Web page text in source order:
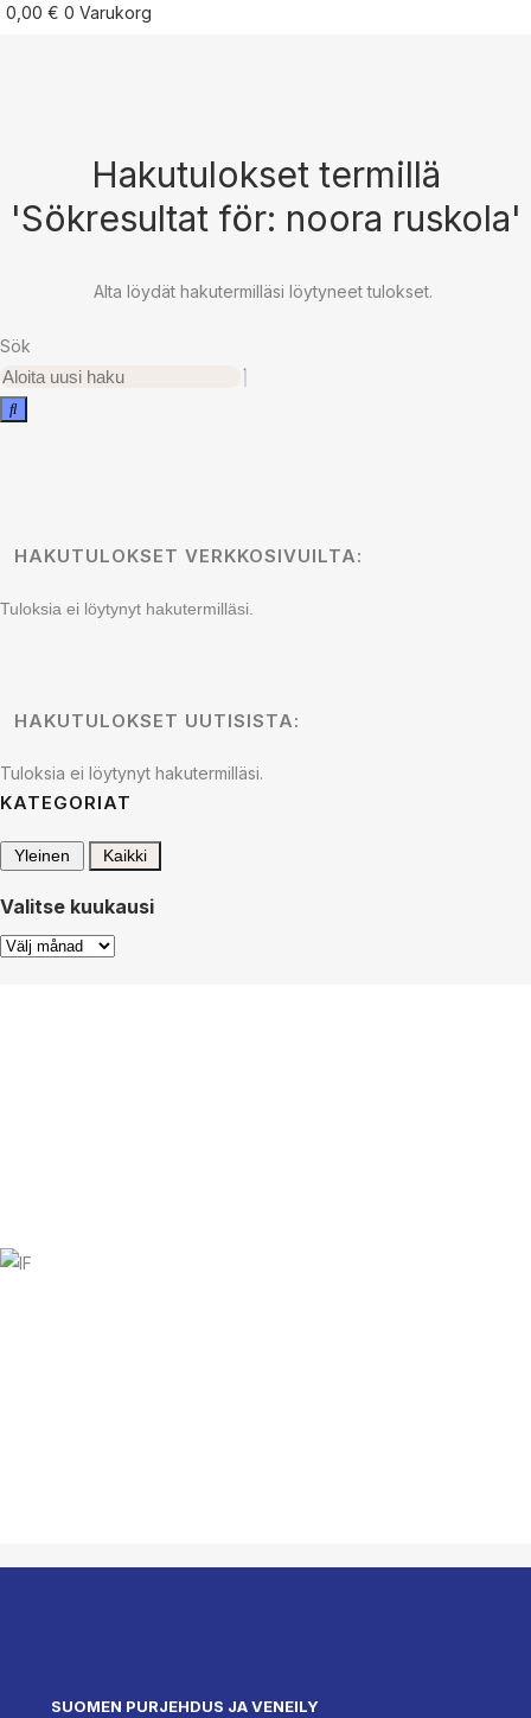
0,00 € 0 Varukorg
Hakutulokset termillä
'Sökresultat för: noora ruskola'
Alta löydät hakutermilläsi löytyneet tulokset.
Sök
HAKUTULOKSET VERKKOSIVUILTA:
Tuloksia ei löytynyt hakutermilläsi.
HAKUTULOKSET UUTISISTA:
Tuloksia ei löytynyt hakutermilläsi.
KATEGORIAT
Yleinen Kaikki
Valitse kuukausi
Valitse
SUOMEN PURJEHDUS JA VENEILY